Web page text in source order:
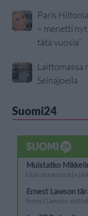
Paris
– menetti
tätä vuosia”
Laittomassa
Seinäjoella
Suomi24